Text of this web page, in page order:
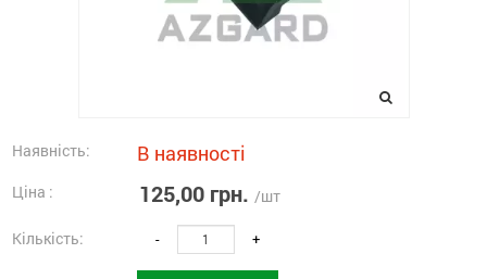
Наявність: В наявності
Ціна : 125,00 грн. /шт
Кількість: - +